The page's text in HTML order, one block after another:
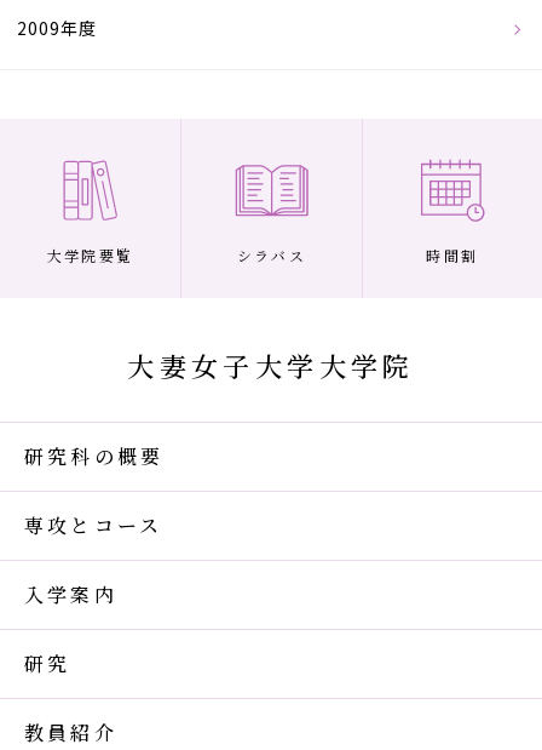
2009年度
大学院要覧 シラバス 時間割
大妻女子大学大学院
研究科の概要
専攻とコース
入学案内
研究
教員紹介